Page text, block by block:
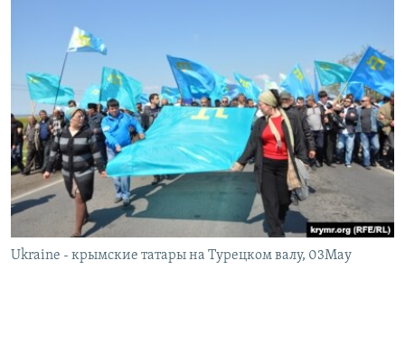
Ukraine - крымские татары на Турецком валу, 03May